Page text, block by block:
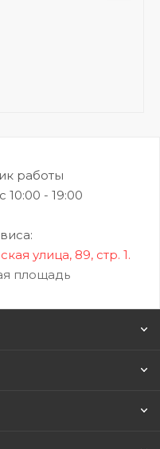
работы
10:00 - 19:00
улица, 89, стр. 1.
площадь